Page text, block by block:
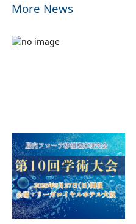
シ
ン
More News